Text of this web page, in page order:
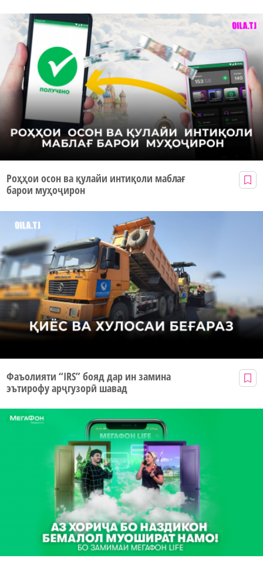
Роҳҳои осон ва қулайи интиқоли маблағ
барои муҳоҷирон
Фаъолияти “IRS” бояд дар ин замина
эътирофу арҷгузорӣ шавад